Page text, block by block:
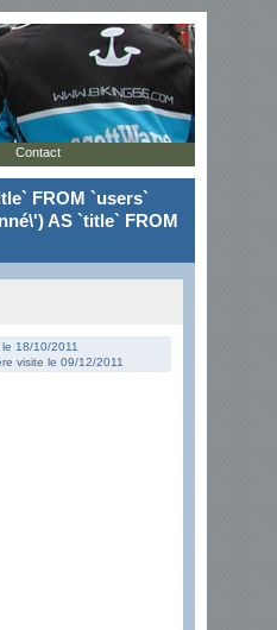
FROM `users`
AS `title` FROM
le 18/10/2011
visite le 09/12/2011
Contact